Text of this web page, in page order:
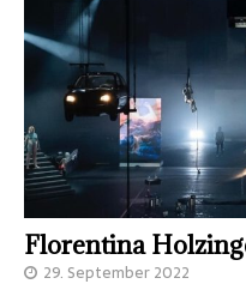
Florentina
29. September 2022